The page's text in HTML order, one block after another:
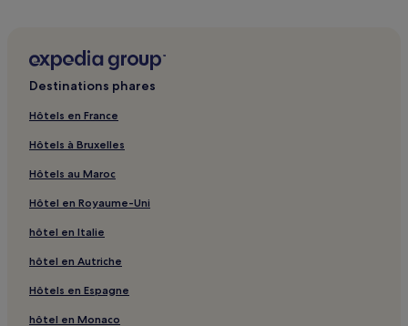
Pezens : hôtels
Canton de Mas-Cabardès : hôtels
Saint-Frichoux : hôtels
Moulin à papier de Brousses : hôtels à proximité
Tennis Asptt Carcassonne : hôtels à proximité
Maison des Memoires : hôtels à proximité
Domaine Begude : hôtels à proximité
Musée du Moyen Âge : hôtels à proximité
Destinations phares
Hôtels en France
Hôtels à Bruxelles
Hôtels au Maroc
Hôtel en Royaume-Uni
hôtel en Italie
hôtel en Autriche
Hôtels en Espagne
hôtel en Monaco